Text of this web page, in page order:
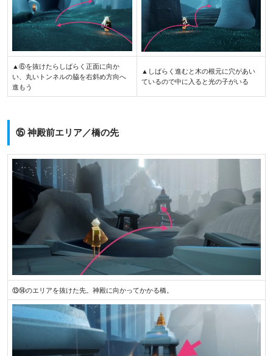
▲⑥を抜けたらしばらく正面に向か
い、丸いトンネルの脇を右斜め方向へ
進もう
▲しばらく進むと木の根元に穴があい
ているので中に入ると光の子がいる
⑮ 神殿前エリア／橋の先
⑬⑭のエリアを抜けた先。神殿に向かってかかる橋。